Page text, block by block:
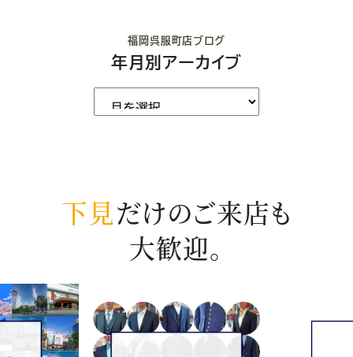
福岡呉服町店ブログ
年月別アーカイブ
下見だけのご来店も
大歓迎。